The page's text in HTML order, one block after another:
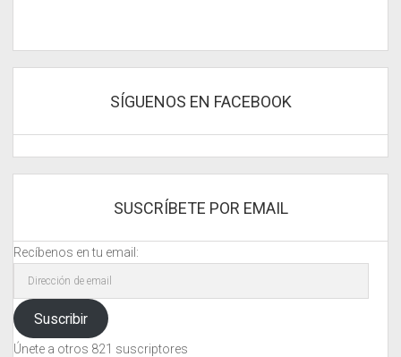
SÍGUENOS EN FACEBOOK
SUSCRÍBETE POR EMAIL
Recíbenos en tu email:
Dirección
emailSuscribir
Únete a otros 821 suscriptores